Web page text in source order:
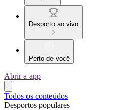
Desporto ao vivo
Perto de você
Abrir a app
Todos os conteúdos
Desportos populares